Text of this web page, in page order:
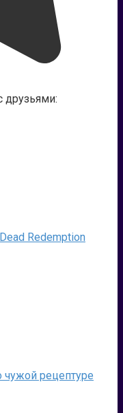
друзьями:
Redemption
чужой рецептуре